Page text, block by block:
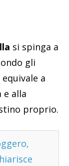
si spinga a
gli
a
alla
proprio.